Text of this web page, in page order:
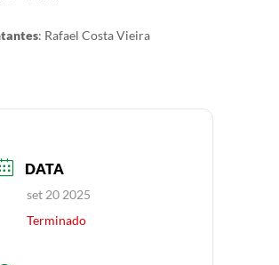
: Rafael Costa Vieira
DATA
set 20 2025
Terminado